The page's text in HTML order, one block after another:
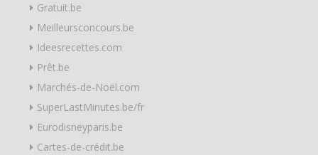
Gratuit.be
Meilleursconcours.be
Ideesrecettes.com
Prêt.be
Marchés-de-Noël.com
SuperLastMinutes.be/fr
Eurodisneyparis.be
Cartes-de-crédit.be